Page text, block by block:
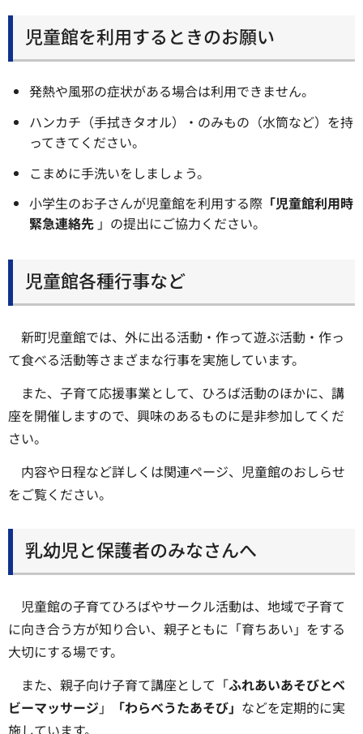
児童館を利用するときのお願い
発熱や風邪の症状がある場合は利用できません。
ハンカチ（手拭きタオル）・のみもの（水筒など）を持
ってきてください。
こまめに手洗いをしましょう。
小学生のお子さんが児童館を利用する際「児童館利用時
緊急連絡先」の提出にご協力ください。
児童館各種行事など
新町児童館では、外に出る活動・作って遊ぶ活動・作っ
て食べる活動等さまざまな行事を実施しています。
また、子育て応援事業として、ひろば活動のほかに、講
座を開催しますので、興味のあるものに是非参加してくだ
さい。
内容や日程など詳しくは関連ページ、児童館のおしらせ
をご覧ください。
乳幼児と保護者のみなさんへ
児童館の子育てひろばやサークル活動は、地域で子育て
に向き合う方が知り合い、親子ともに「育ちあい」をする
大切にする場です。
また、親子向け子育て講座として「ふれあいあそびとベ
ビーマッサージ」 「わらべうたあそび」 などを定期的に実
施しています。